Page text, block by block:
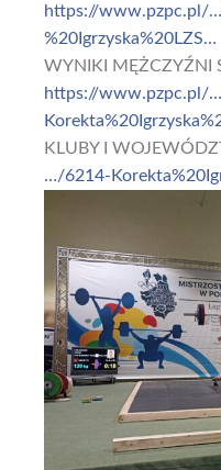
https://www.pzpc.pl/
%20Igrzyska%20LZS…
WYNIKI MĘŻCZYŹNI
https://www.pzpc.pl/
KLUBY I
…/6214-